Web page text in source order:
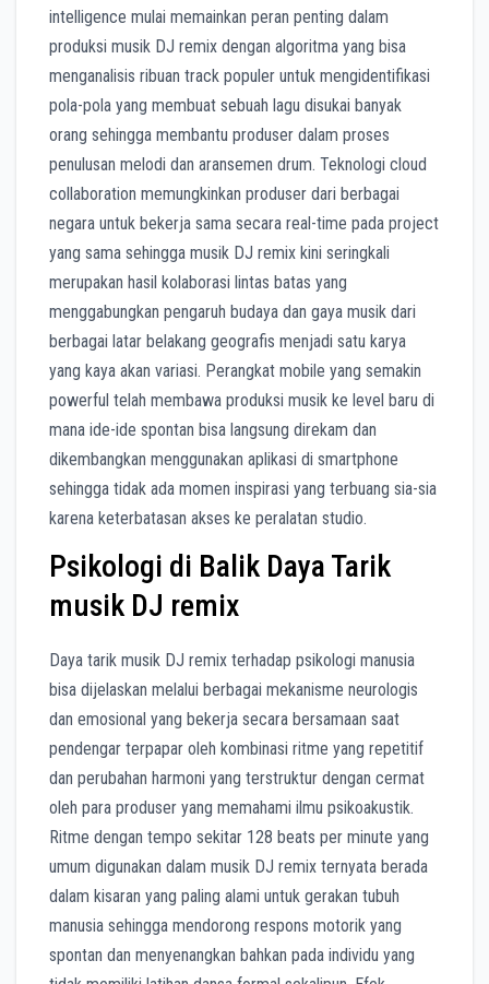
intelligence mulai memainkan peran penting dalam
produksi musik DJ remix dengan algoritma yang bisa
menganalisis ribuan track populer untuk mengidentifikasi
pola-pola yang membuat sebuah lagu disukai banyak
orang sehingga membantu produser dalam proses
penulusan melodi dan aransemen drum. Teknologi cloud
collaboration memungkinkan produser dari berbagai
negara untuk bekerja sama secara real-time pada project
yang sama sehingga musik DJ remix kini seringkali
merupakan hasil kolaborasi lintas batas yang
menggabungkan pengaruh budaya dan gaya musik dari
berbagai latar belakang geografis menjadi satu karya
yang kaya akan variasi. Perangkat mobile yang semakin
powerful telah membawa produksi musik ke level baru di
mana ide-ide spontan bisa langsung direkam dan
dikembangkan menggunakan aplikasi di smartphone
sehingga tidak ada momen inspirasi yang terbuang sia-sia
karena keterbatasan akses ke peralatan studio.
Psikologi di Balik Daya Tarik
musik DJ remix
Daya tarik musik DJ remix terhadap psikologi manusia
bisa dijelaskan melalui berbagai mekanisme neurologis
dan emosional yang bekerja secara bersamaan saat
pendengar terpapar oleh kombinasi ritme yang repetitif
dan perubahan harmoni yang terstruktur dengan cermat
oleh para produser yang memahami ilmu psikoakustik.
Ritme dengan tempo sekitar 128 beats per minute yang
umum digunakan dalam musik DJ remix ternyata berada
dalam kisaran yang paling alami untuk gerakan tubuh
manusia sehingga mendorong respons motorik yang
spontan dan menyenangkan bahkan pada individu yang